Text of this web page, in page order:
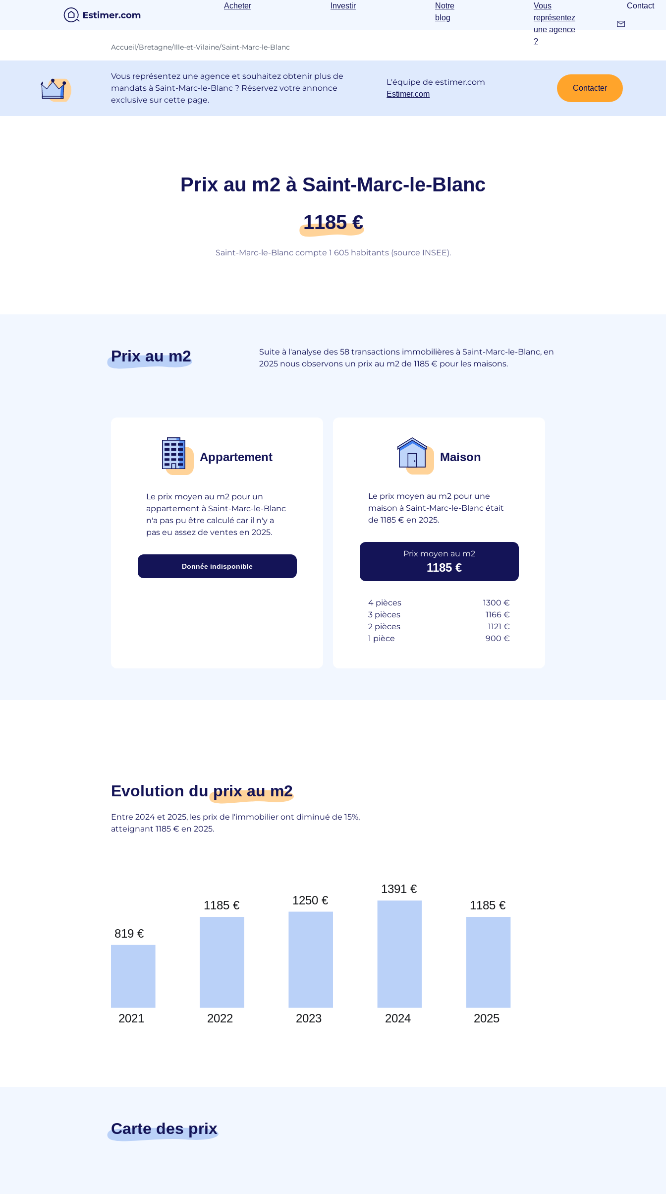
Acheter Investir
Notre
blog
Vous
représentez
une agence
?
Contact
Accueil/Bretagne/Ille-et-Vilaine/Saint-Marc-le-Blanc
Vous représentez une agence et souhaitez obtenir plus de
mandats à Saint-Marc-le-Blanc ? Réservez votre annonce
exclusive sur cette page.
L'équipe de estimer.com
Estimer.com
Contacter
Prix au m2 à Saint-Marc-le-Blanc
1185 €
Saint-Marc-le-Blanc compte 1 605 habitants (source INSEE).
Prix au m2
Suite à l'analyse des 58 transactions immobilières à Saint-Marc-le-Blanc, en
2025 nous observons un prix au m2 de 1185 € pour les maisons.
Appartement
Le prix moyen au m2 pour un
appartement à Saint-Marc-le-Blanc
n'a pas pu être calculé car il n'y a
pas eu assez de ventes en 2025.
Donnée indisponible
Maison
Le prix moyen au m2 pour une
maison à Saint-Marc-le-Blanc était
de 1185 € en 2025.
Prix moyen au m2
1185 €
4 pièces
1300 €
3 pièces
1166 €
2 pièces
1121 €
1 pièce
900 €
Evolution duprix au m2
Entre 2024 et 2025, les prix de l'immobilier ont diminué de 15%,
atteignant 1185 € en 2025.
Carte des prix